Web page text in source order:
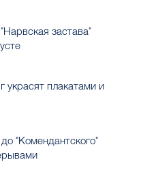
застава"
украсят плакатами и
"Комендантского"